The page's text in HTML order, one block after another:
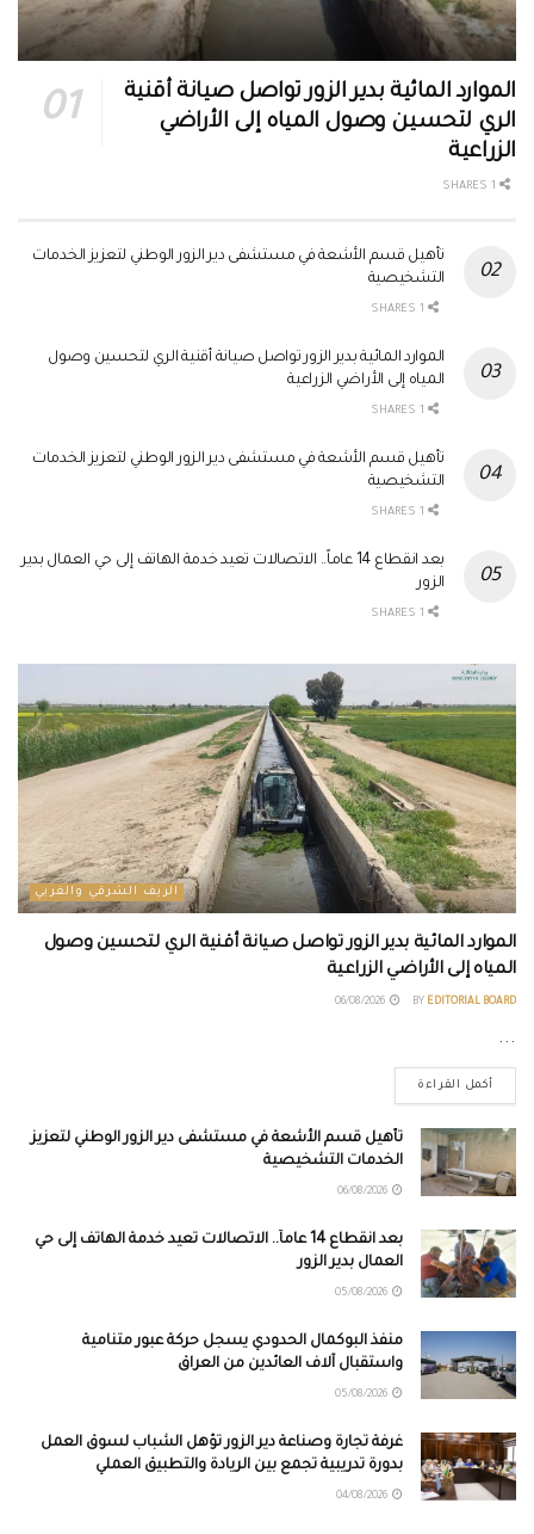
الموارد المائية بدير الزور تواصل صيانة أقنية
الري لتحسين وصول المياه إلى الأراضي
الزراعية
تأهيل قسم الأشعة في مستشفى دير الزور الوطني لتعزيز الخدمات
التشخيصية
الموارد المائية بدير الزور تواصل صيانة أقنية الري لتحسين وصول
المياه إلى الأراضي الزراعية
تأهيل قسم الأشعة في مستشفى دير الزور الوطني لتعزيز الخدمات
التشخيصية
بعد انقطاع 14 عاماً.. الاتصالات تعيد خدمة الهاتف إلى حي العمال بدير
الزور
الريف الشرقي والغربي
الموارد المائية بدير الزور تواصل صيانة أقنية الري لتحسين وصول
المياه إلى الأراضي الزراعية
BY EDITORIAL BOARD
...
أكمل القراءة
تأهيل قسم الأشعة في مستشفى دير الزور الوطني لتعزيز
الخدمات التشخيصية
بعد انقطاع 14 عاماً.. الاتصالات تعيد خدمة الهاتف إلى حي
العمال بدير الزور
منفذ البوكمال الحدودي يسجل حركة عبور متنامية
واستقبال آلاف العائدين من العراق
غرفة تجارة وصناعة دير الزور تؤهل الشباب لسوق العمل
بدورة تدريبية تجمع بين الريادة والتطبيق العملي